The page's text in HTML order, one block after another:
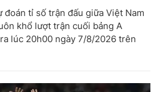
đoán tỉ số trận đấu giữa Việt Nam
khổ lượt trận cuối bảng A
lúc 20h00 ngày 7/8/2026 trên